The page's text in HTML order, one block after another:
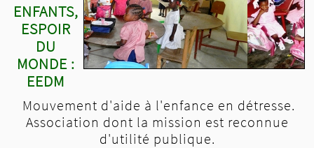
ENFANTS,
ESPOIR
DU
MONDE :
EEDM
Mouvement d'aide à l'enfance en détresse.
Association dont la mission est reconnue
d'utilité publique.